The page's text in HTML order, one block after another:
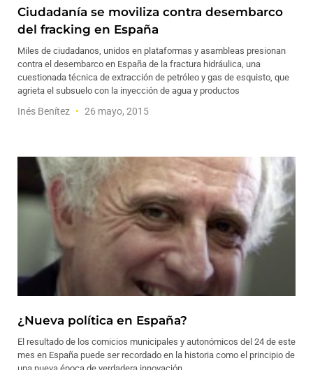
Ciudadanía se moviliza contra desembarco
del fracking en España
Miles de ciudadanos, unidos en plataformas y asambleas presionan
contra el desembarco en España de la fractura hidráulica, una
cuestionada técnica de extracción de petróleo y gas de esquisto, que
agrieta el subsuelo con la inyección de agua y productos
Inés Benítez 26 mayo, 2015
¿Nueva política en España?
El resultado de los comicios municipales y autonómicos del 24 de este
mes en España puede ser recordado en la historia como el principio de